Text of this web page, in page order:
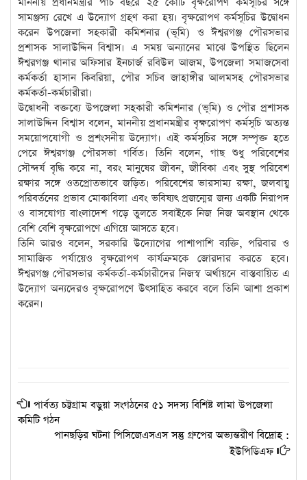
সামঞ্জস্য রেখে এ উদ্যোগ গ্রহণ করা হয়। বৃক্ষরোপণ কর্মসূচির উদ্বোধন
করেন উপজেলা সহকারী কমিশনার (ভূমি) ও ঈশ্বরগঞ্জ পৌরসভার
প্রশাসক সালাউদ্দিন বিশ্বাস। এ সময় অন্যানের মাঝে উপস্থিত ছিলেন
ঈশ্বরগঞ্জ থানার অফিসার ইনচার্জ রবিউল আজম, উপজেলা সমাজসেবা
কর্মকর্তা হাসান কিবরিয়া, পৌর সচিব জাহাঙ্গীর আলমসহ পৌরসভার
কর্মকর্তা-কর্মচারীরা।
উদ্বোধনী বক্তব্যে উপজেলা সহকারী কমিশনার (ভূমি) ও পৌর প্রশাসক
সালাউদ্দিন বিশ্বাস বলেন, মাননীয় প্রধানমন্ত্রীর বৃক্ষরোপণ কর্মসূচি অত্যন্ত
সময়োপযোগী ও প্রশংসনীয় উদ্যোগ। এই কর্মসূচির সঙ্গে সম্পৃক্ত হতে
পেরে ঈশ্বরগঞ্জ পৌরসভা গর্বিত। তিনি বলেন, গাছ শুধু পরিবেশের
সৌন্দর্য বৃদ্ধি করে না, বরং মানুষের জীবন, জীবিকা এবং সুস্থ পরিবেশ
রক্ষার সঙ্গে ওতপ্রোতভাবে জড়িত। পরিবেশের ভারসাম্য রক্ষা, জলবায়ু
পরিবর্তনের প্রভাব মোকাবিলা এবং ভবিষ্যৎ প্রজন্মের জন্য একটি নিরাপদ
ও বাসযোগ্য বাংলাদেশ গড়ে তুলতে সবাইকে নিজ নিজ অবস্থান থেকে
বেশি বেশি বৃক্ষরোপণে এগিয়ে আসতে হবে।
তিনি আরও বলেন, সরকারি উদ্যোগের পাশাপাশি ব্যক্তি, পরিবার ও
সামাজিক পর্যায়েও বৃক্ষরোপণ কার্যক্রমকে জোরদার করতে হবে।
ঈশ্বরগঞ্জ পৌরসভার কর্মকর্তা-কর্মচারীদের নিজস্ব অর্থায়নে বাস্তবায়িত এ
উদ্যোগ অন্যদেরও বৃক্ষরোপণে উৎসাহিত করবে বলে তিনি আশা প্রকাশ
করেন।
পার্বত্য চট্টগ্রাম বড়ুয়া সংগঠনের ৫১ সদস্য বিশিষ্ট লামা উপজেলা
কমিটি গঠন
পানছড়ির ঘটনা পিসিজেএসএস সন্তু গ্রুপের অভ্যন্তরীণ বিদ্রোহ :
ইউপিডিএফ